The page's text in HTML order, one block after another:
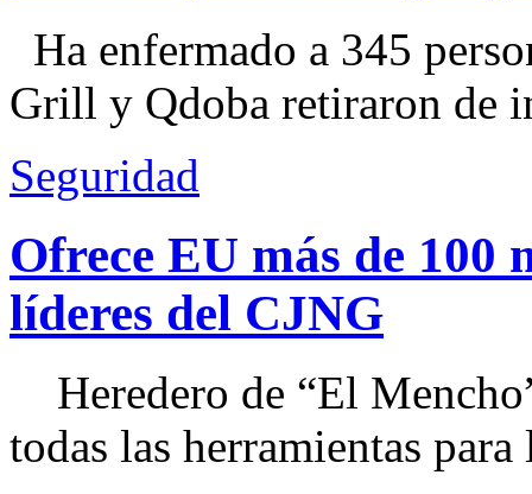
Ha enfermado a 345
Grill y Qdoba retiraron de
Seguridad
Ofrece EU más de 100
líderes del CJNG
Heredero de “El
todas las herramientas